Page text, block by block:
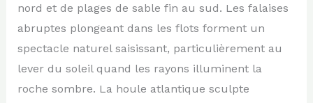
nord et de plages de sable fin au sud. Les falaises
abruptes plongeant dans les flots forment un
spectacle naturel saisissant, particulièrement au
lever du soleil quand les rayons illuminent la
roche sombre. La houle atlantique sculpte